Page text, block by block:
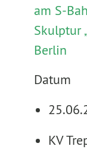
am S-
Skulptur
Berlin
Datum
KV